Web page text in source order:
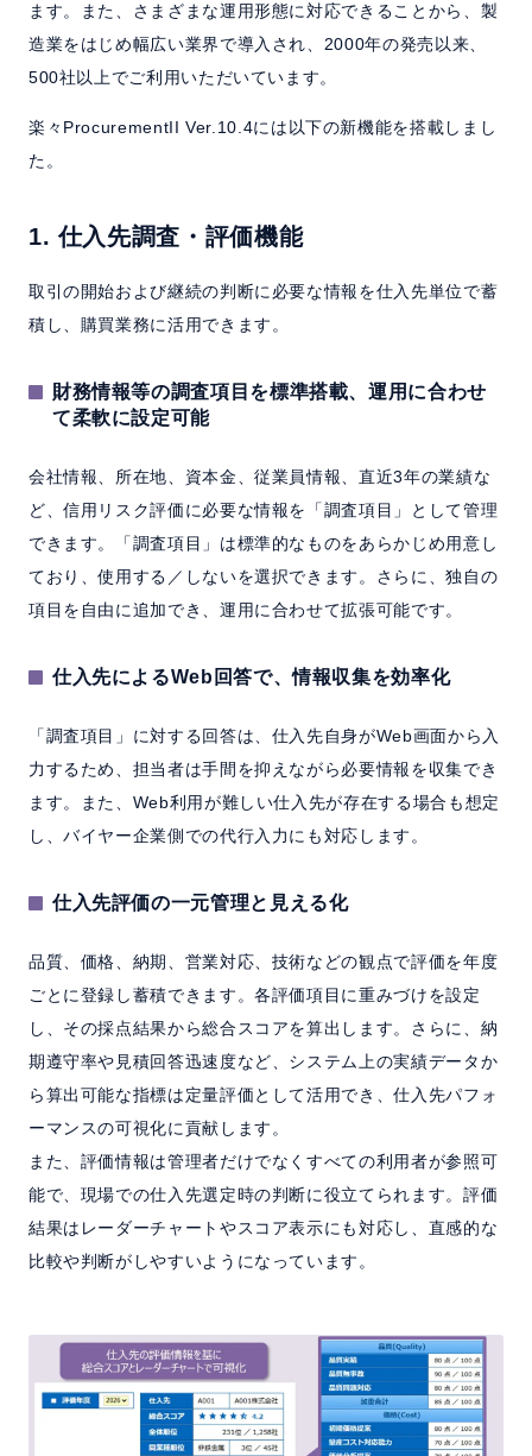
ます。また、さまざまな運用形態に対応できることから、製
造業をはじめ幅広い業界で導入され、2000年の発売以来、
500社以上でご利用いただいています。
楽々ProcurementII Ver.10.4には以下の新機能を搭載しまし
た。
1. 仕入先調査・評価機能
取引の開始および継続の判断に必要な情報を仕入先単位で蓄
積し、購買業務に活用できます。
財務情報等の調査項目を標準搭載、運用に合わせ
て柔軟に設定可能
会社情報、所在地、資本金、従業員情報、直近3年の業績な
ど、信用リスク評価に必要な情報を「調査項目」として管理
できます。「調査項目」は標準的なものをあらかじめ用意し
ており、使用する／しないを選択できます。さらに、独自の
項目を自由に追加でき、運用に合わせて拡張可能です。
仕入先によるWeb回答で、情報収集を効率化
「調査項目」に対する回答は、仕入先自身がWeb画面から入
力するため、担当者は手間を抑えながら必要情報を収集でき
ます。また、Web利用が難しい仕入先が存在する場合も想定
し、バイヤー企業側での代行入力にも対応します。
仕入先評価の一元管理と見える化
品質、価格、納期、営業対応、技術などの観点で評価を年度
ごとに登録し蓄積できます。各評価項目に重みづけを設定
し、その採点結果から総合スコアを算出します。さらに、納
期遵守率や見積回答迅速度など、システム上の実績データか
ら算出可能な指標は定量評価として活用でき、仕入先パフォ
ーマンスの可視化に貢献します。
また、評価情報は管理者だけでなくすべての利用者が参照可
能で、現場での仕入先選定時の判断に役立てられます。評価
結果はレーダーチャートやスコア表示にも対応し、直感的な
比較や判断がしやすいようになっています。